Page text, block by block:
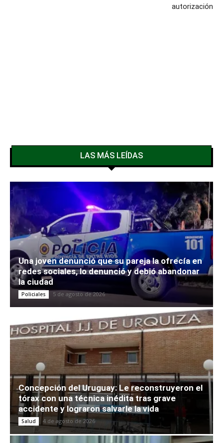
autorización
LAS MÁS LEÍDAS
Una joven denunció que su pareja la ofrecía en
redes sociales, lo denunció y debió abandonar
la ciudad
Policiales 5 de agosto de 2026
Concepción del Uruguay: Le reconstruyeron el
tórax con una técnica inédita tras grave
accidente y lograron salvarle la vida
Salud 4 de agosto de 2026